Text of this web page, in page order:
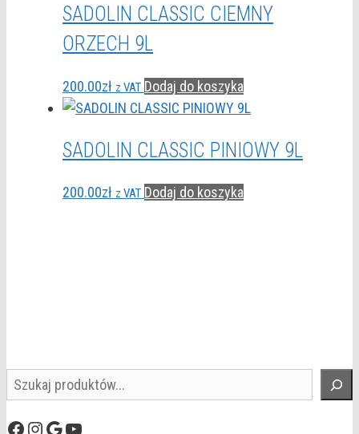
SADOLIN CLASSIC CIEMNY
ORZECH 9L
200.00zł z VAT Dodaj do koszyka
SADOLIN CLASSIC PINIOWY 9L
200.00zł z VAT Dodaj do koszyka
Szukaj
Facebook
Instagram
GoogleYouTube